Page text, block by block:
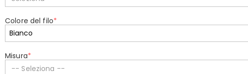
Colore del filo*
Misura*
-- Seleziona --